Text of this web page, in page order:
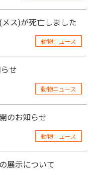
ス)が死亡しました
動物ニュース
せ
動物ニュース
のお知らせ
動物ニュース
展示について